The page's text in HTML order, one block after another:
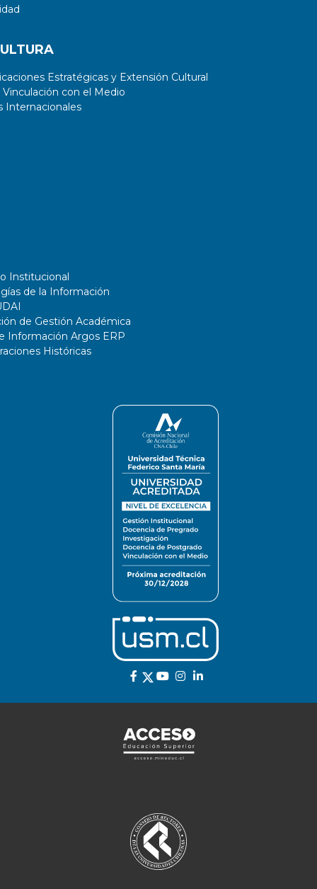
Estratégicas y Extensión Cultural
con el Medio
Internacionales
Institucional
de la Información
de Gestión Académica
Información Argos ERP
Históricas